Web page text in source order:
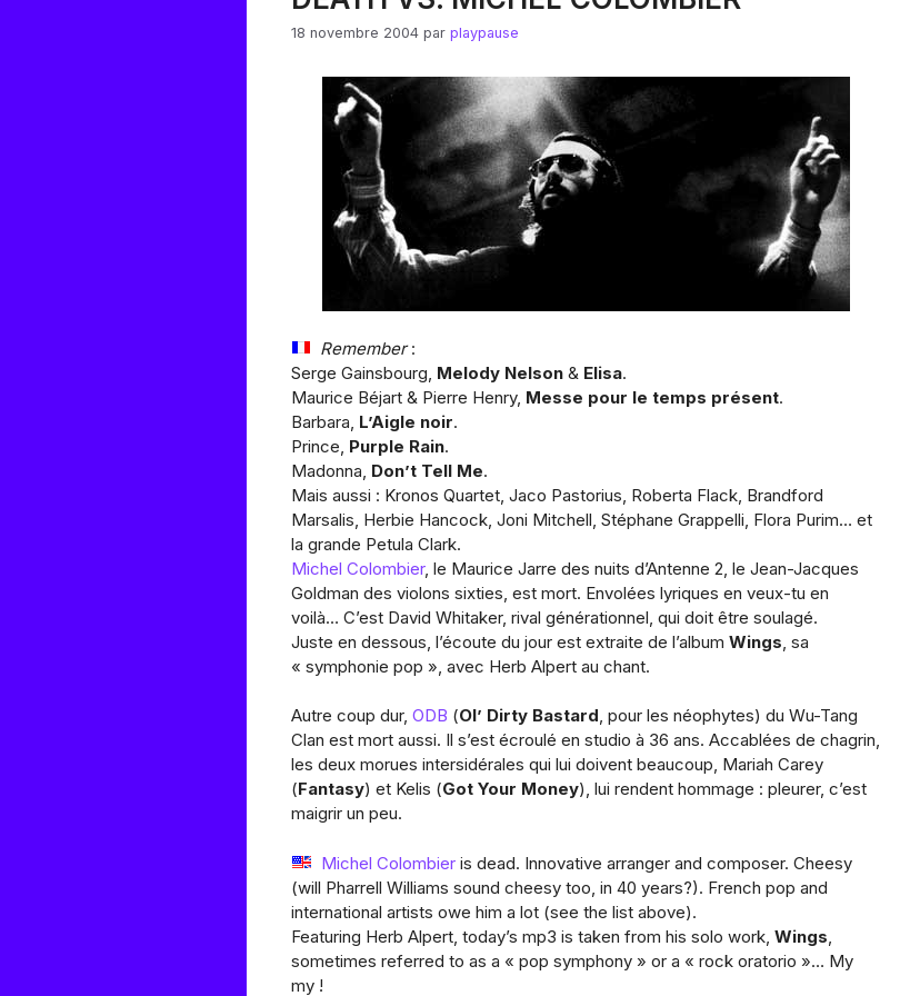
18 novembre 2004 par playpause
Remember:
Serge Gainsbourg, Melody Nelson & Elisa.
Maurice Béjart & Pierre Henry, Messe pour le temps présent.
Barbara, L’Aigle noir.
Prince, Purple Rain.
Madonna, Don’t Tell Me.
Mais aussi : Kronos Quartet, Jaco Pastorius, Roberta Flack, Brandford
Marsalis, Herbie Hancock, Joni Mitchell, Stéphane Grappelli, Flora Purim… et
la grande Petula Clark.
Michel Colombier, le Maurice Jarre des nuits d’Antenne 2, le Jean-Jacques
Goldman des violons sixties, est mort. Envolées lyriques en veux-tu en
voilà… C’est David Whitaker, rival générationnel, qui doit être soulagé.
Juste en dessous, l’écoute du jour est extraite de l’album Wings, sa
« symphonie pop », avec Herb Alpert au chant.
Autre coup dur, ODB (Ol’ Dirty Bastard, pour les néophytes) du Wu-Tang
Clan est mort aussi. Il s’est écroulé en studio à 36 ans. Accablées de chagrin,
les deux morues intersidérales qui lui doivent beaucoup, Mariah Carey
(Fantasy) et Kelis (Got Your Money), lui rendent hommage : pleurer, c’est
maigrir un peu.
Michel Colombieris dead. Innovative arranger and composer. Cheesy
(will Pharrell Williams sound cheesy too, in 40 years?). French pop and
international artists owe him a lot (see the list above).
Featuring Herb Alpert, today’s mp3 is taken from his solo work, Wings,
sometimes referred to as a « pop symphony » or a « rock oratorio »… My
my !